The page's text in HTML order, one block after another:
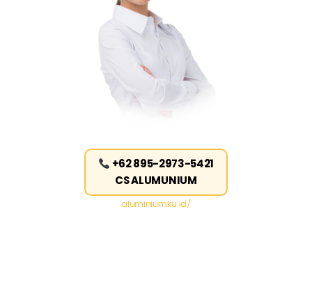
+62 895-2973-5421
CS ALUMUNIUM
aluminiumku.id/